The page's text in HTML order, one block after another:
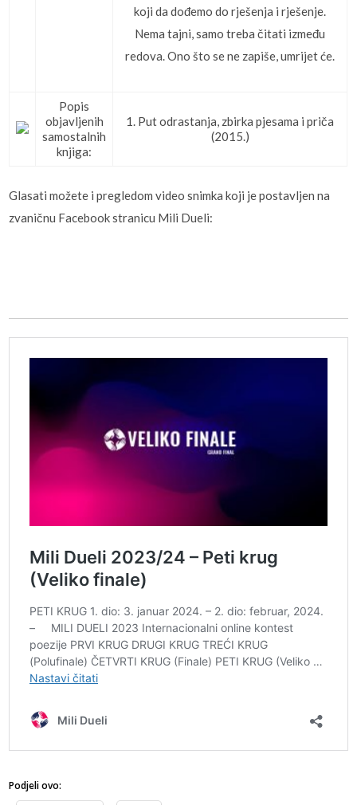
koji da dođemo do rješenja i rješenje.
Nema tajni, samo treba čitati između
redova. Ono što se ne zapiše, umrijet će.
Popis
objavljenih
samostalnih
knjiga:
1. Put odrastanja, zbirka pjesama i priča
(2015.)
Glasati možete i pregledom video snimka koji je postavljen na
zvaničnu Facebook stranicu Mili Dueli:
Podjeli ovo: